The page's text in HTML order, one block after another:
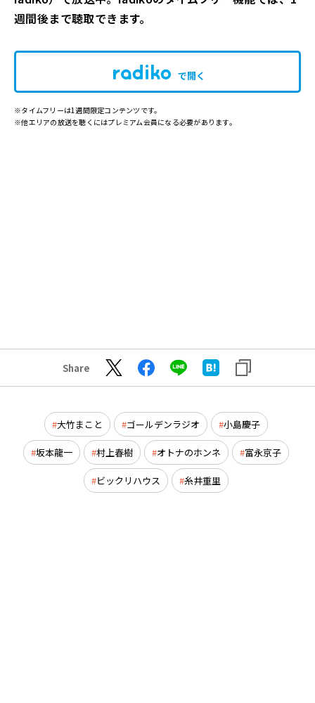
週間後まで聴取できます。
で開く
※タイムフリーは1週間限定コンテンツです。
※他エリアの放送を聴くにはプレミアム会員になる必要があります。
Share
大竹まこと ゴールデンラジオ 小島慶子
坂本龍一 村上春樹 オトナのホンネ 富永京子
ビックリハウス 糸井重里